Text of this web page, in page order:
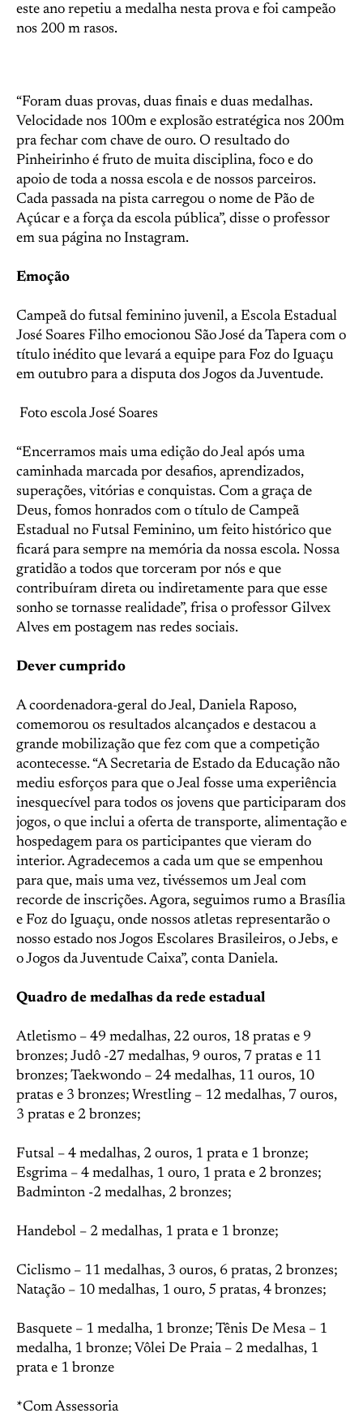
este ano repetiu a medalha nesta prova e foi campeão
nos 200 m rasos.
“Foram duas provas, duas finais e duas medalhas.
Velocidade nos 100m e explosão estratégica nos 200m
pra fechar com chave de ouro. O resultado do
Pinheirinho é fruto de muita disciplina, foco e do
apoio de toda a nossa escola e de nossos parceiros.
Cada passada na pista carregou o nome de Pão de
Açúcar e a força da escola pública”, disse o professor
em sua página no Instagram.
Emoção
Campeã do futsal feminino juvenil, a Escola Estadual
José Soares Filho emocionou São José da Tapera com o
título inédito que levará a equipe para Foz do Iguaçu
em outubro para a disputa dos Jogos da Juventude.
Foto escola José Soares
“Encerramos mais uma edição do Jeal após uma
caminhada marcada por desafios, aprendizados,
superações, vitórias e conquistas. Com a graça de
Deus, fomos honrados com o título de Campeã
Estadual no Futsal Feminino, um feito histórico que
ficará para sempre na memória da nossa escola. Nossa
gratidão a todos que torceram por nós e que
contribuíram direta ou indiretamente para que esse
sonho se tornasse realidade”, frisa o professor Gilvex
Alves em postagem nas redes sociais.
Dever cumprido
A coordenadora-geral do Jeal, Daniela Raposo,
comemorou os resultados alcançados e destacou a
grande mobilização que fez com que a competição
acontecesse. “A Secretaria de Estado da Educação não
mediu esforços para que o Jeal fosse uma experiência
inesquecível para todos os jovens que participaram dos
jogos, o que inclui a oferta de transporte, alimentação e
hospedagem para os participantes que vieram do
interior. Agradecemos a cada um que se empenhou
para que, mais uma vez, tivéssemos um Jeal com
recorde de inscrições. Agora, seguimos rumo a Brasília
e Foz do Iguaçu, onde nossos atletas representarão o
nosso estado nos Jogos Escolares Brasileiros, o Jebs, e
o Jogos da Juventude Caixa”, conta Daniela.
Quadro de medalhas da rede estadual
Atletismo – 49 medalhas, 22 ouros, 18 pratas e 9
bronzes; Judô -27 medalhas, 9 ouros, 7 pratas e 11
bronzes; Taekwondo – 24 medalhas, 11 ouros, 10
pratas e 3 bronzes; Wrestling – 12 medalhas, 7 ouros,
3 pratas e 2 bronzes;
Futsal – 4 medalhas, 2 ouros, 1 prata e 1 bronze;
Esgrima – 4 medalhas, 1 ouro, 1 prata e 2 bronzes;
Badminton -2 medalhas, 2 bronzes;
Handebol – 2 medalhas, 1 prata e 1 bronze;
Ciclismo – 11 medalhas, 3 ouros, 6 pratas, 2 bronzes;
Natação – 10 medalhas, 1 ouro, 5 pratas, 4 bronzes;
Basquete – 1 medalha, 1 bronze; Tênis De Mesa – 1
medalha, 1 bronze; Vôlei De Praia – 2 medalhas, 1
prata e 1 bronze
*Com Assessoria